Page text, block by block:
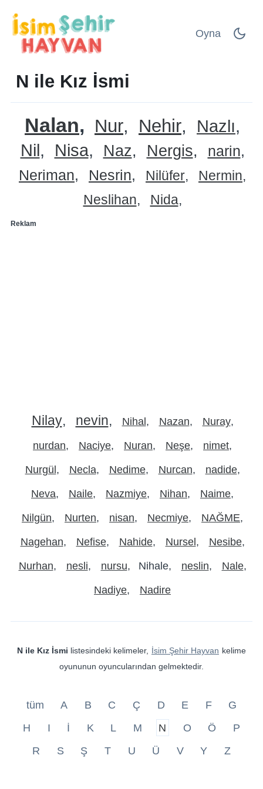
Oyna
N ile Kız İsmi
Nalan Nur Nehir
Nazlı
Nil
Nisa Naz Nergis
narin
Neriman
Nesrin Nilüfer
Nermin
Neslihan
Nida
Reklam
Nilay nevin Nihal Nazan Nuray
nurdan Naciye Nuran Neşe nimet
Nurgül Necla Nedime Nurcan nadide
Neva Naile Nazmiye Nihan Naime
Nilgün Nurten nisan Necmiye NAĞME
Nagehan Nefise Nahide Nursel Nesibe
Nurhan nesli nursu Nihale neslin Nale
Nadiye Nadire
N ile Kız İsmi listesindeki kelimeler, İsim Şehir Hayvan kelime
oyununun oyuncularından gelmektedir.
tüm A B C Ç D E F
G
H
I İ K L M N O Ö
P
R
S Ş T U Ü V Y Z